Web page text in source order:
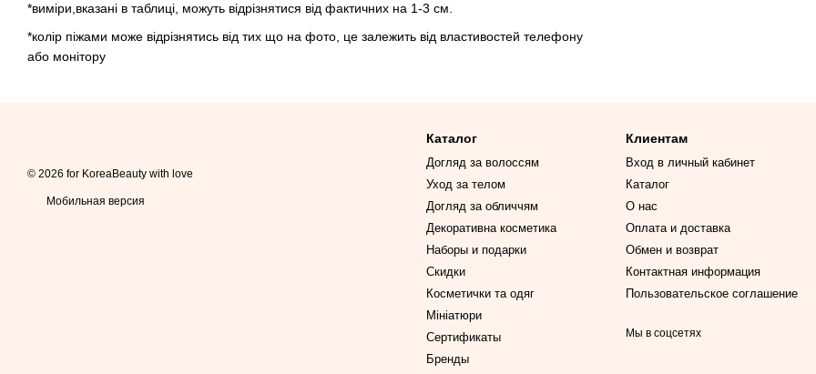
*виміри,вказані в таблиці, можуть відрізнятися від фактичних на 1-3 см.
*колір піжами може відрізнятись від тих що на фото, це залежить від властивостей телефону
або монітору
© 2026 for KoreaBeauty with love
Мобильная версия
Каталог
Догляд за волоссям
Уход за телом
Догляд за обличчям
Декоративна косметика
Наборы и подарки
Скидки
Косметички та одяг
Мініатюри
Сертификаты
Бренды
Клиентам
Вход в личный кабинет
Каталог
О нас
Оплата и доставка
Обмен и возврат
Контактная информация
Пользовательское соглашение
Мы в соцсетях